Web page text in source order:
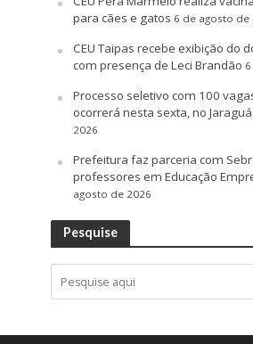
para cães e gatos 6 de agosto de
CEU Taipas recebe exibição do
com presença de Leci Brandão
Processo seletivo com 100
ocorrerá nesta sexta, no Jaraguá
2026
Prefeitura faz parceria com
professores em Educação
agosto de 2026
Pesquise